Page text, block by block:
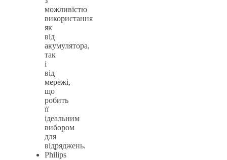
можливістю
використання
як
від
акумулятора,
так
і
від
мережі,
що
робить
її
ідеальним
вибором
для
відряджень.
Philips